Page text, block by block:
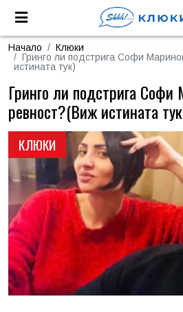
Начало
Клюки
Гринго ли подстрига Софи
истината тук)
КЛЮКИ
Гринго ли подстрига Софи
ревност?(Виж истината